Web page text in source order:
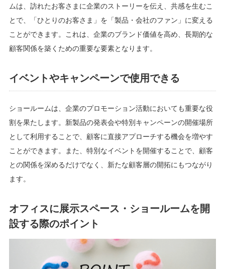
ムは、訪れたお客さまに企業のストーリーを伝え、共感を生むこ
とで、「ひとりのお客さま」を「製品・会社のファン」に変える
ことができます。これは、企業のブランド価値を高め、長期的な
顧客関係を築くための重要な要素となります。
イベントやキャンペーンで使用できる
ショールームは、企業のプロモーション活動においても重要な役
割を果たします。新製品の発表会や特別キャンペーンの開催場所
として利用することで、顧客に直接アプローチする機会を増やす
ことができます。また、特別なイベントを開催することで、顧客
との関係を深めるだけでなく、新たな顧客層の開拓にもつながり
ます。
オフィスに展示スペース・ショールームを開
設する際のポイント